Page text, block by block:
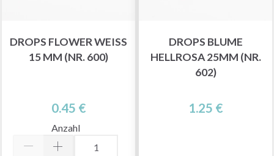
DROPS FLOWER WEISS 1
5 MM (NR. 600)
0.45 €
Anzahl
DROPS BLUME
HELLROSA 25MM (NR.
602)
1.25 €